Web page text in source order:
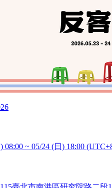
08:00 ~ 05/24 (日) 18:00